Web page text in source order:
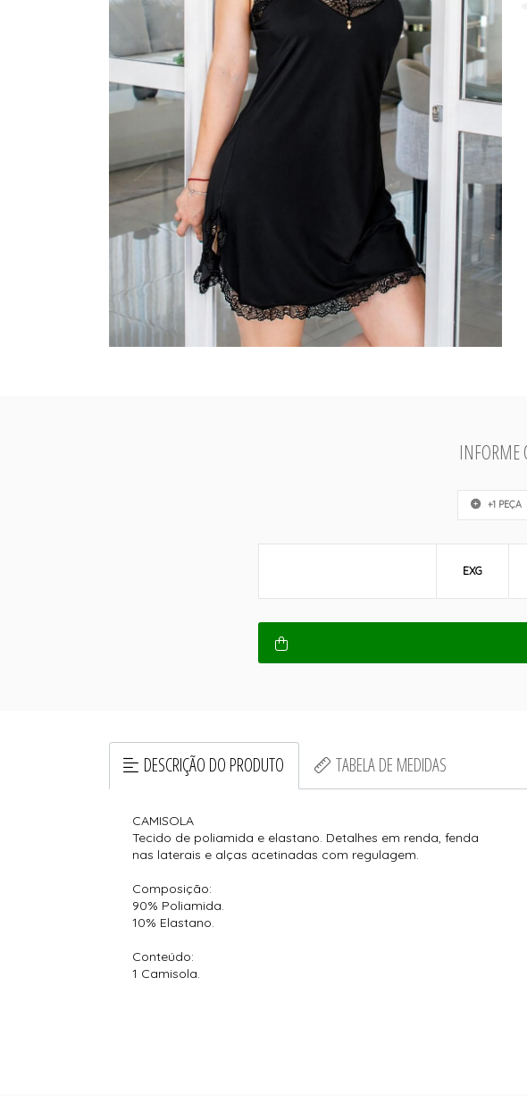
INFORME
+1 PEÇA
EXG
DESCRIÇÃO DO PRODUTO TABELA DE MEDIDAS
CAMISOLA
Tecido de poliamida e elastano. Detalhes em renda, fenda
nas laterais e alças acetinadas com regulagem.
Composição:
90% Poliamida.
10% Elastano.
Conteúdo:
1 Camisola.